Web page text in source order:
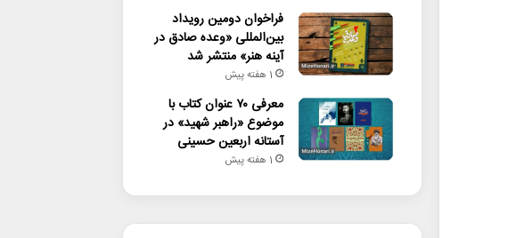
فراخوان دومین رویداد
بین‌المللی «وعده صادق در
آینه هنر» منتشر شد
1 هفته پیش
معرفی ۷۰ عنوان کتاب با
موضوع «راهبر شهید» در
آستانه اربعین حسینی
1 هفته پیش